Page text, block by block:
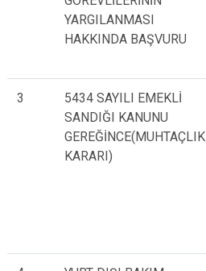
YARGILANMASI
HAKKINDA BAŞVURU
3
5434 SAYILI EMEKLİ
SANDIĞI KANUNU
GEREĞİNCE(MUHTAÇLIK
KARARI)